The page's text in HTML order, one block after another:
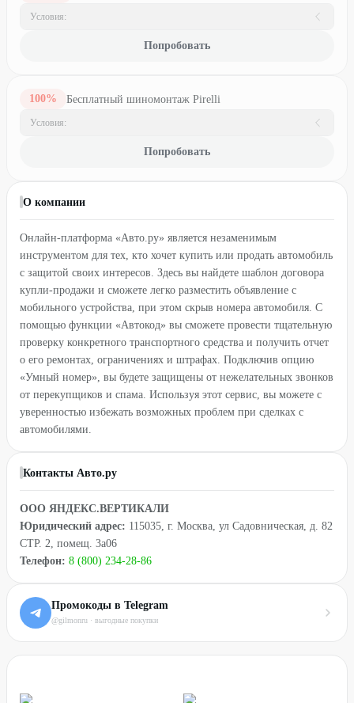
Условия:
Попробовать
100% Бесплатный шиномонтаж Pirelli
Условия:
Попробовать
О компании
Онлайн-платформа «Авто.ру» является незаменимым
инструментом для тех, кто хочет купить или продать автомобиль
с защитой своих интересов. Здесь вы найдете шаблон договора
купли-продажи и сможете легко разместить объявление с
мобильного устройства, при этом скрыв номера автомобиля. С
помощью функции «Автокод» вы сможете провести тщательную
проверку конкретного транспортного средства и получить отчет
о его ремонтах, ограничениях и штрафах. Подключив опцию
«Умный номер», вы будете защищены от нежелательных звонков
от перекупщиков и спама. Используя этот сервис, вы можете с
уверенностью избежать возможных проблем при сделках с
автомобилями.
Контакты Авто.ру
ООО ЯНДЕКС.ВЕРТИКАЛИ
Юридический адрес: 115035, г. Москва, ул Садовническая, д. 82
СТР. 2, помещ. 3а06
Телефон: 8 (800) 234-28-86
Промокоды в Telegram
@gilmonru · выгодные покупки